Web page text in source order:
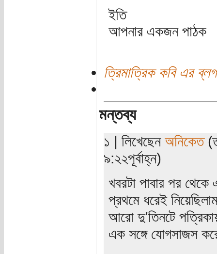
ইতি
আপনার একজন পাঠক
ত্রিমাত্রিক কবি এর ব্লগ
মন্তব্য
১ | লিখেছেন অনিকেত
৯:২২পূর্বাহ্ন)
খবরটা পাবার পর
প্রথমে ধরেই
আরো দু'তিনটে
এক সঙ্গে যোগসাজস